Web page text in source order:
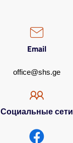
Email
office@shs.ge
Социальные сети